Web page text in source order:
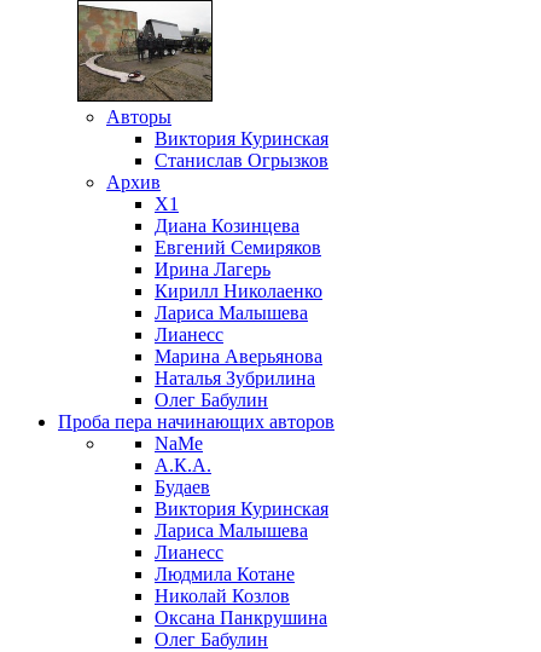
Авторы
Виктория Куринская
Станислав Огрызков
Архив
X1
Диана Козинцева
Евгений Семиряков
Ирина Лагерь
Кирилл Николаенко
Лариса Малышева
Лианесс
Марина Аверьянова
Наталья Зубрилина
Олег Бабулин
Проба пера начинающих авторов
NaMe
А.К.А.
Будаев
Виктория Куринская
Лариса Малышева
Лианесс
Людмила Котане
Николай Козлов
Оксана Панкрушина
Олег Бабулин